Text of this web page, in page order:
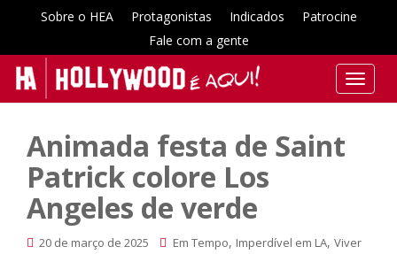
Sobre o HEA Protagonistas Indicados
Patrocine
Fale com a gente
T
o
v
Animada festa de Saint
Patrick colore Los
Angeles de verde
20 de março de 2025 Em Tempo, Imperdível em LA, Viver